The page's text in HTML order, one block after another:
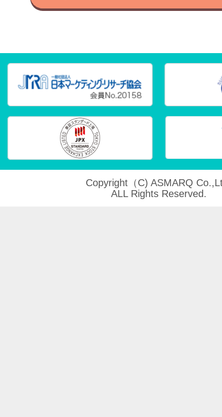
Copyright（C) ASMARQ
ALL Rights Reserved.